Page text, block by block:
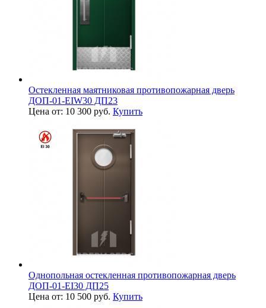
Остекленная маятниковая противопожарная дверь
ДОП-01-EIW30 ДП23
Цена от: 10 300 руб. Купить
Однопольная остекленная противопожарная дверь
ДОП-01-EI30 ДП25
Цена от: 10 500 руб. Купить